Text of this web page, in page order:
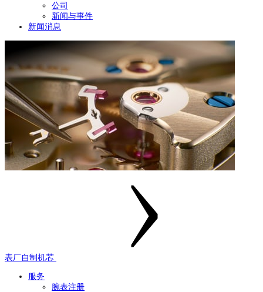
公司
新闻与事件
新闻消息
表厂自制机芯
服务
腕表注册